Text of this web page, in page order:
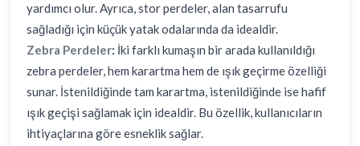
yardımcı olur. Ayrıca, stor perdeler, alan tasarrufu
sağladığı için küçük yatak odalarında da idealdir.
Zebra Perdeler: İki farklı kumaşın bir arada kullanıldığı
zebra perdeler, hem karartma hem de ışık geçirme özelliği
sunar. İstenildiğinde tam karartma, istenildiğinde ise hafif
ışık geçişi sağlamak için idealdir. Bu özellik, kullanıcıların
ihtiyaçlarına göre esneklik sağlar.